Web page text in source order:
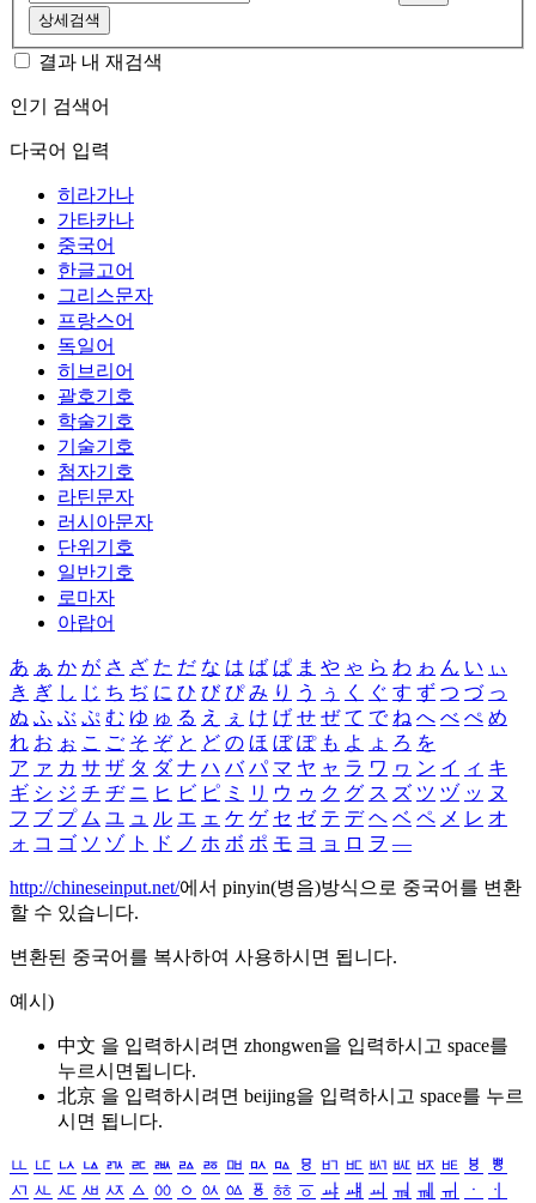
상세검색
결과 내 재검색
인기 검색어
다국어 입력
히라가나
가타카나
중국어
한글고어
그리스문자
프랑스어
독일어
히브리어
괄호기호
학술기호
기술기호
첨자기호
라틴문자
러시아문자
단위기호
일반기호
로마자
아랍어
あ ぁ か が さ ざ た だ な は ば ぱ ま や ゃ ら わ ゎ ん い ぃ
き ぎ し じ ち ぢ に ひ び ぴ み り う ぅ く ぐ す ず つ づ っ
ぬ ふ ぶ ぷ む ゆ ゅ る え ぇ け げ せ ぜ て で ね へ べ ぺ め
れ お ぉ こ ご そ ぞ と ど の ほ ぼ ぽ も よ ょ ろ を
ア ァ カ サ ザ タ ダ ナ ハ バ パ マ ヤ ャ ラ ワ ヮ ン イ ィ キ
ギ シ ジ チ ヂ ニ ヒ ビ ピ ミ リ ウ ゥ ク グ ス ズ ツ ヅ ッ ヌ
フ ブ プ ム ユ ュ ル エ ェ ケ ゲ セ ゼ テ デ ヘ ベ ペ メ レ オ
ォ コ ゴ ソ ゾ ト ド ノ ホ ボ ポ モ ヨ ョ ロ ヲ ―
http://chineseinput.net/에서 pinyin(병음)방식으로 중국어를 변환
할 수 있습니다.
변환된 중국어를 복사하여 사용하시면 됩니다.
예시)
中文 을 입력하시려면 zhongwen을 입력하시고 space를
누르시면됩니다.
北京 을 입력하시려면 beijing을 입력하시고 space를 누르
시면 됩니다.
ㅥ ㅦ ㅧ ㅨ ㅩ ㅪ ㅫ ㅬ ㅭ ㅮ ㅯ ㅰ ㅱ ㅲ ㅳ ㅴ ㅵ ㅶ ㅷ ㅸ
ㅹ
ㅺ ㅻ ㅼ ㅽ ㅾ ㅿ ㆀ ㆁ ㆂ ㆃ ㆄ ㆅ ㆆ ㆇ ㆈ ㆉ ㆊ ㆋ ㆌ ㆍ
ㆎ